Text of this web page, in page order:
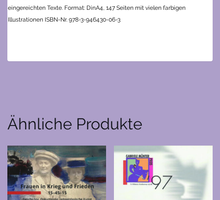
eingereichten Texte. Format: DinA4, 147 Seiten mit vielen farbigen
Illustrationen ISBN-Nr. 978-3-946430-06-3
Ähnliche Produkte